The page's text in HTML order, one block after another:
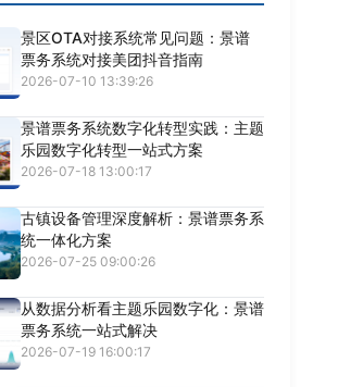
景区OTA对接系统常见问题：景谱
票务系统对接美团抖音指南
2026-07-10 13:39:26
景谱票务系统数字化转型实践：主题
乐园数字化转型一站式方案
2026-07-18 13:00:17
古镇设备管理深度解析：景谱票务系
统一体化方案
2026-07-25 09:00:26
从数据分析看主题乐园数字化：景谱
票务系统一站式解决
2026-07-19 16:00:17